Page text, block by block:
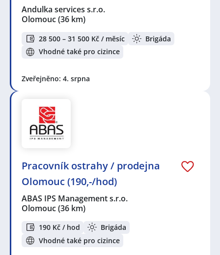
Andulka services s.r.o.
Olomouc(36 km)
28 500 – 31 500 Kč / měsíc
Brigáda
Vhodné také pro cizince
Zveřejněno: 4. srpna
Pracovník ostrahy / prodejna
Olomouc (190,-/hod)
ABAS IPS Management s.r.o.
Olomouc(36 km)
190 Kč / hod
Brigáda
Vhodné také pro cizince